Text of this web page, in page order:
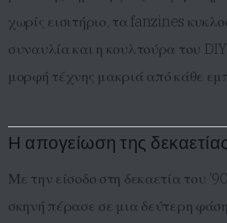
χωρίς εισιτήριο, τα fanzines
συναυλία και η κουλτούρα του
μορφή τέχνης μακριά από κάθε
Η απογείωση της δεκαετίας
Με την είσοδο στη δεκαετία του
σκηνή πέρασε σε μια δεύτερη